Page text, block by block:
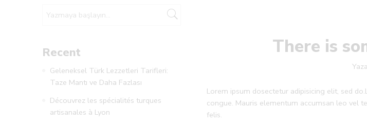
There is
Lorem ipsum dosectetur adipisicing elit, sed
congue. Mauris elementum accumsan leo vel
felis.
Recent
Geleneksel Türk Lezzetleri Tarifleri:
Taze Mantı ve Daha Fazlası
Découvrez les spécialités turques
artisanales à Lyon